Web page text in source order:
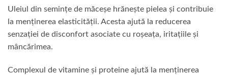
Uleiul din semințe de măceșe hrănește pielea și contribuie
la menținerea elasticității. Acesta ajută la reducerea
senzației de disconfort asociate cu roșeața, iritațiile și
mâncărimea.
Complexul de vitamine și proteine ajută la menținerea